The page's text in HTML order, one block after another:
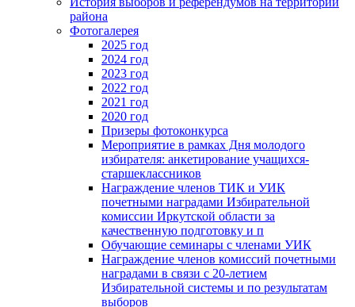
района
Фотогалерея
2025 год
2024 год
2023 год
2022 год
2021 год
2020 год
Призеры фотоконкурса
Мероприятие в рамках Дня молодого
избирателя: анкетирование учащихся-
старшеклассников
Награждение членов ТИК и УИК
почетными наградами Избирательной
комиссии Иркутской области за
качественную подготовку и п
Обучающие семинары с членами УИК
Награждение членов комиссий почетными
наградами в связи с 20-летием
Избирательной системы и по результатам
выборов